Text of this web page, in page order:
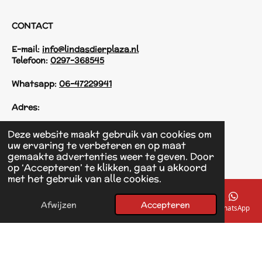
Deze website maakt gebruik van cookies om
uw ervaring te verbeteren en op maat
gemaakte advertenties weer te geven. Door
op ‘Accepteren’ te klikken, gaat u akkoord
met het gebruik van alle cookies.
Afwijzen Accepteren
CONTACT
E-mail: info@lindasdierplaza.nl
Telefoon: 0297-368545
Whatsapp: 06-47229941
Adres:
Einsteinstraat 125
1433 KH Kudelstaart
F
a
o
© 2017 - 2026 Linda's Dierplaza
E-mailadres Telefoonnummer Kaart Facebook WhatsApp